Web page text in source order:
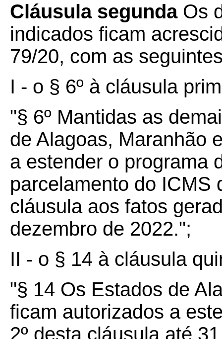
Cláusula segundaOs
indicados ficam
79/20, com as
I - o § 6º à cláusula
"§ 6º Mantidas as
de Alagoas, Maranhão
a estender o programa
parcelamento do ICMS
cláusula aos fatos
dezembro de 2022.";
II - o § 14 à cláusula
"§ 14 Os Estados de
ficam autorizados a
2º desta cláusula até